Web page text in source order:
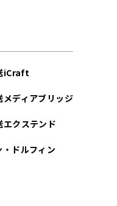
iCraft
メディアブリッジ
エクステンド
・ドルフィン